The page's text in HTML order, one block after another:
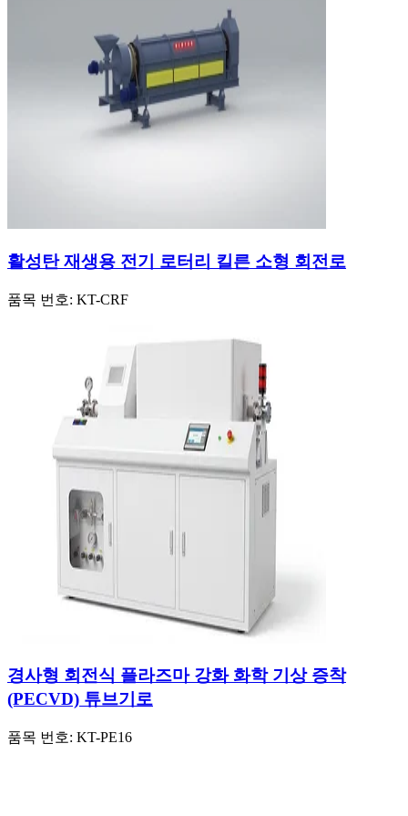
활성탄 재생용 전기 로터리 킬른 소형 회전로
품목 번호: KT-CRF
경사형 회전식 플라즈마 강화 화학 기상 증착
(PECVD) 튜브기로
품목 번호: KT-PE16